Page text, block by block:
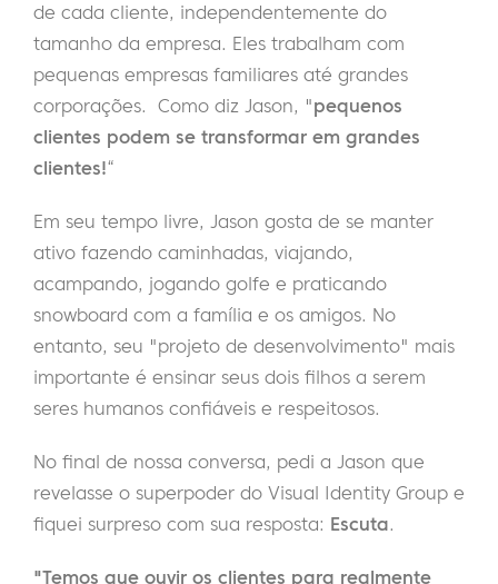
de cada cliente, independentemente do
tamanho da empresa. Eles trabalham com
pequenas empresas familiares até grandes
corporações. Como diz Jason, "pequenos
clientes podem se transformar em grandes
clientes!“
Em seu tempo livre, Jason gosta de se manter
ativo fazendo caminhadas, viajando,
acampando, jogando golfe e praticando
snowboard com a família e os amigos. No
entanto, seu "projeto de desenvolvimento" mais
importante é ensinar seus dois filhos a serem
seres humanos confiáveis e respeitosos.
No final de nossa conversa, pedi a Jason que
revelasse o superpoder do Visual Identity Group e
fiquei surpreso com sua resposta: Escuta.
"Temos que ouvir os clientes para realmente